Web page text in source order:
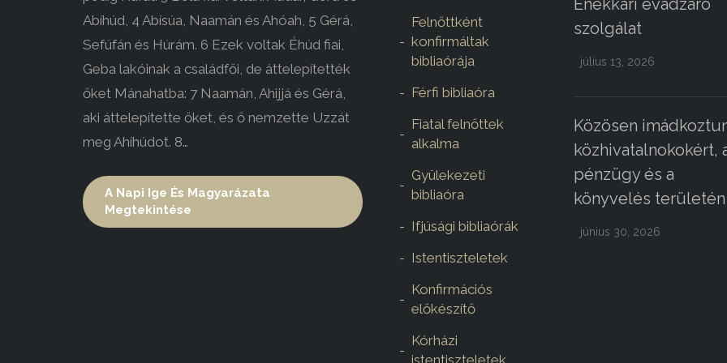
Abíhúd, 4 Abísúa, Naamán és Ahóah, 5 Gérá,
Sefúfán és Húrám. 6 Ezek voltak Éhúd fiai,
Geba lakóinak a családfői, de áttelepítették
őket Mánahatba: 7 Naamán, Ahijjá és Gérá,
aki áttelepítette őket, és ő nemzette Uzzát
meg Ahíhúdot. 8…
A Napi Ige És Magyarázata
Megtekintése
Felnőttként
konfirmáltak
bibliaórája
Férfi bibliaóra
Fiatal felnőttek
alkalma
Gyülekezeti
bibliaóra
Ifjúsági bibliaórák
Istentiszteletek
Konfirmációs
előkészítő
Kórházi
Énekkari évadzáró
szolgálat
július 13, 2026
Közösen
közhivatalnokokért,
pénzügy és a
könyvelés területén
június 30, 2026